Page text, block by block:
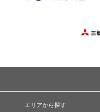
エリアから探す